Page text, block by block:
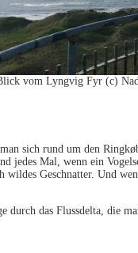
vom Lyngvig Fyr (c)
sich rund um den
jedes Mal, wenn ein
Geschnatter. Und
durch das Flussdelta, die